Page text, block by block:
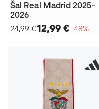
Šal Real Madrid 2025-
2026
24,99 €12,99 €−48%